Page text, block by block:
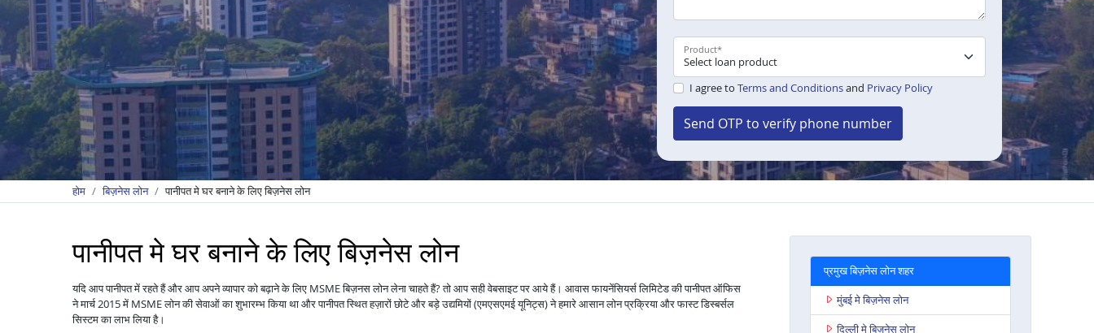
Product*
I agree to Terms and Conditionsand Privacy Policy
Send OTP to verify phone number
होम बिज़नेस लोन पानीपत मे घर बनाने के लिए बिज़नेस लोन
पानीपत मे घर बनाने के लिए बिज़नेस लोन
यदि आप पानीपत में रहते हैं और आप अपने व्यापार को बढ़ाने के लिए MSME बिज़नस लोन लेना चाहते हैं? तो आप सही वेबसाइट पर आये हैं। आवास फायनेंसियर्स लिमिटेड की पानीपत ऑफिस
ने मार्च 2015 में MSME लोन की सेवाओं का शुभारम्भ किया था और पानीपत स्थित हज़ारों छोटे और बड़े उद्यमियों (एमएसएमई यूनिट्स) ने हमारे आसान लोन प्रक्रिया और फास्ट डिस्बर्सल
सिस्टम का लाभ लिया है।
प्रमुख बिज़नेस लोन शहर
मुंबई मे बिज़नेस लोन
दिल्ली मे बिज़नेस लोन